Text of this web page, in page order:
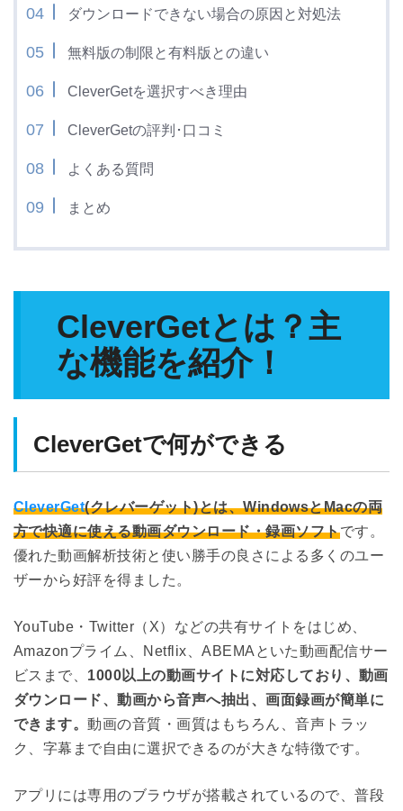
ダウンロードできない場合の原因と対処法
無料版の制限と有料版との違い
CleverGetを選択すべき理由
CleverGetの評判･口コミ
よくある質問
まとめ
CleverGetとは？主
な機能を紹介！
CleverGetで何ができる
CleverGet(クレバーゲット)とは、WindowsとMacの両
方で快適に使える動画ダウンロード・録画ソフトです。
優れた動画解析技術と使い勝手の良さによる多くのユー
ザーから好評を得ました。
YouTube・Twitter（X）などの共有サイトをはじめ、
Amazonプライム、Netflix、ABEMAといた動画配信サー
ビスまで、 1000以上の動画サイトに対応しており、動画
ダウンロード、動画から音声へ抽出、画面録画が簡単に
できます。動画の音質・画質はもちろん、音声トラッ
ク、字幕まで自由に選択できるのが大きな特徴です。
アプリには専用のブラウザが搭載されているので、普段